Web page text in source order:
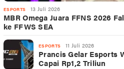
ESPORTS 13 Juli 2026
MBR Omega Juara FFNS 2026
ke FFWS SEA
ESPORTS 11 Juli 2026
Prancis Gelar Esports
Capai Rp1,2 Triliun